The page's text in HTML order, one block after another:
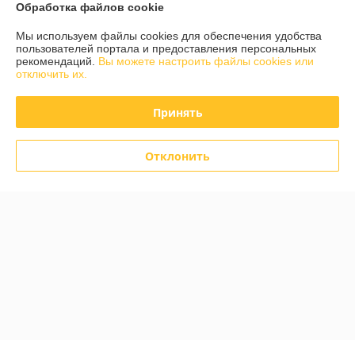
О нас
Контакты
График работы
Обработка файлов cookie
Мы используем файлы cookies для обеспечения удобства
пользователей портала и предоставления персональных
рекомендаций. Вы можете настроить файлы cookies или
отключить их.
Принять
Отклонить